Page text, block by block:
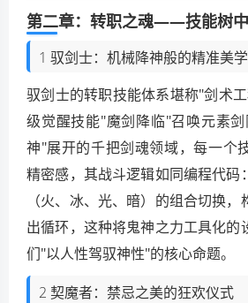
第二章：转职之魂——技能树
1 驭剑士：机械降神般的精准美学
驭剑士的转职技能体系堪称"剑术
级觉醒技能"魔剑降临"召唤元素
神"展开的千把剑魂领域，每一个
精密感，其战斗逻辑如同编程代码
（火、冰、光、暗）的组合切换
出循环，这种将鬼神之力工具化的
们"以人性驾驭神性"的核心命题。
2 契魔者：禁忌之美的狂欢仪式